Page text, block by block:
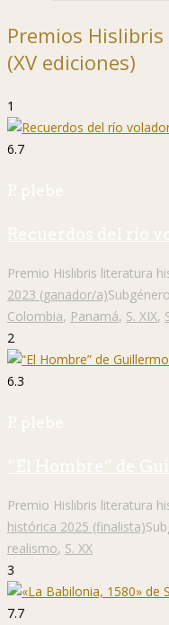
Premios
(XV ediciones)
1
6.7
P. plebe
Recuerdos del río
Premio Hislibris literatura
2023 (ganador/a)
Colombia, Panamá, S. XIX,
2
6.3
P. plebe
“El Hombre” de
Premio Hislibris literatura
histórica 2025 (finalista)
realismo, S. XX
3
7.7